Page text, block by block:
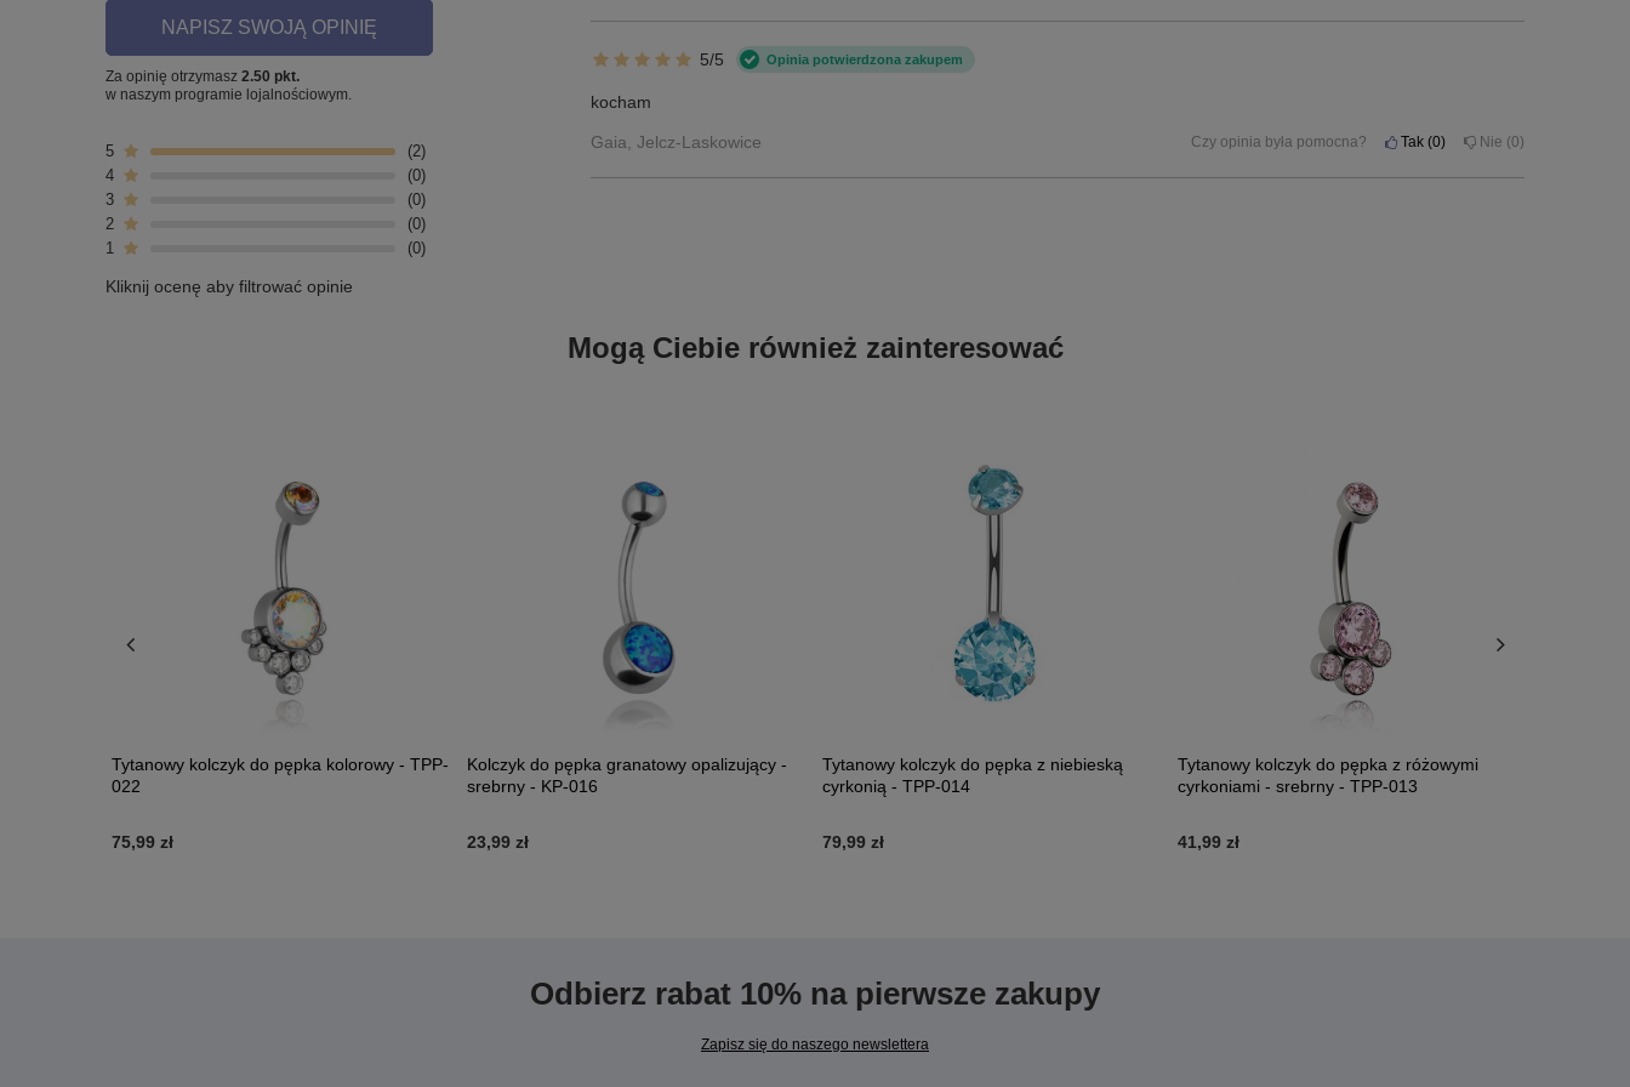
NAPISZ SWOJĄ OPINIĘ
Za opinię otrzymasz 2.50 pkt.
w naszym programie lojalnościowym.
5
2
4
0
3
0
2
0
1
0
Kliknij ocenę aby filtrować opinie
5/5 Opinia potwierdzona zakupem
kocham
Gaia, Jelcz-Laskowice Czy opinia była pomocna? Tak 0 Nie 0
Mogą Ciebie również zainteresować
Tytanowy kolczyk do pępka kolorowy - TPP-
022
75,99 zł
Kolczyk do pępka granatowy opalizujący -
srebrny - KP-016
23,99 zł
Tytanowy kolczyk do pępka z niebieską
cyrkonią - TPP-014
79,99 zł
Tytanowy kolczyk do pępka z różowymi
cyrkoniami - srebrny - TPP-013
41,99 zł
Odbierz rabat 10% na pierwsze zakupy
Zapisz się do naszego newslettera